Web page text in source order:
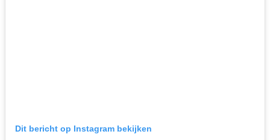
Dit bericht op Instagram bekijken